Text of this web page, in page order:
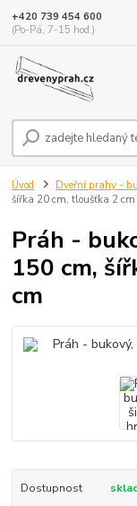
+420 739 454 600
(Po-Pá, 7-15 hod.)
Úvod Dveřní prahy -
šířka 20 cm, tloušťka 2 cm
Práh -
150 cm,
cm
Dostupnost